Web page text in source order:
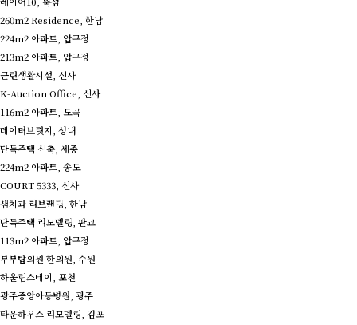
260m2 Residence, 한남
224m2 아파트, 압구정
213m2 아파트, 압구정
근린생활시설, 신사
K-Auction Office, 신사
116m2 아파트, 도곡
데이터브릿지, 성내
단독주택 신축, 세종
224m2 아파트, 송도
COURT 5333, 신사
샘치과 리브랜딩, 한남
단독주택 리모델링, 판교
113m2 아파트, 압구정
부부탑의원 한의원, 수원
하울림스테이, 포천
광주중앙아동병원, 광주
타운하우스 리모델링, 김포